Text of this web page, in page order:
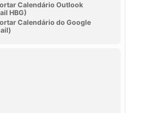
Calendário Outlook
HBG)
Calendário do Google